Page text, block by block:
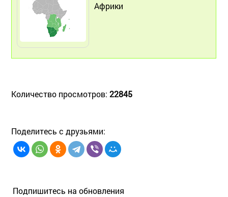
Африки
Количество просмотров: 22845
Поделитесь с друзьями:
Подпишитесь на обновления